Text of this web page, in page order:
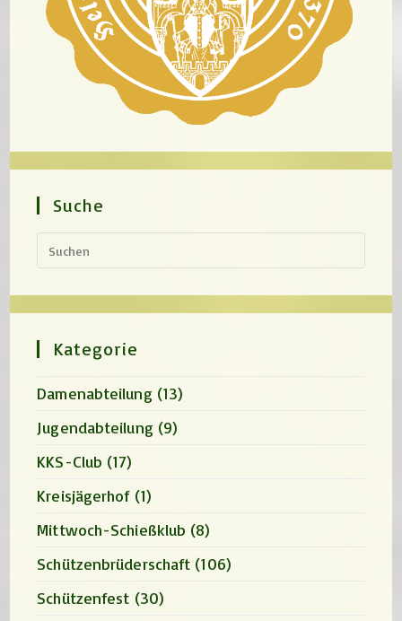
Suche
Kategorie
Damenabteilung (13)
Jugendabteilung (9)
KKS-Club (17)
Kreisjägerhof (1)
Mittwoch-Schießklub (8)
Schützenbrüderschaft (106)
Schützenfest (30)